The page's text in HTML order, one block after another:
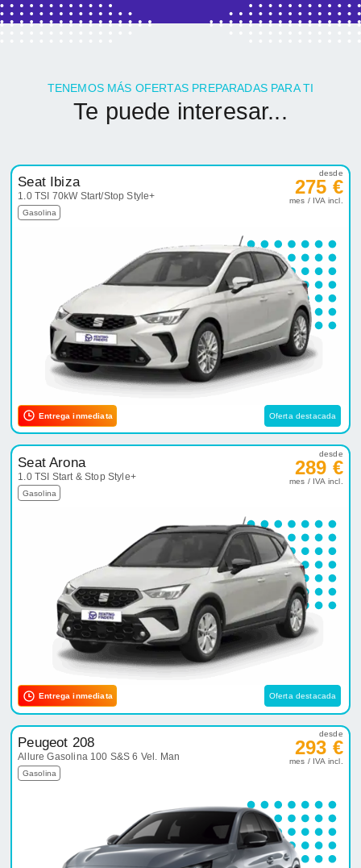
TENEMOS MÁS OFERTAS PREPARADAS PARA TI
Te puede interesar...
Seat Ibiza
1.0 TSI 70kW Start/Stop Style+
Gasolina
desde
275 €
mes / IVA incl.
Entrega inmediata Oferta destacada
Seat Arona
1.0 TSI Start & Stop Style+
Gasolina
desde
289 €
mes / IVA incl.
Entrega inmediata Oferta destacada
Peugeot 208
Allure Gasolina 100 S&S 6 Vel. Man
Gasolina
desde
293 €
mes / IVA incl.